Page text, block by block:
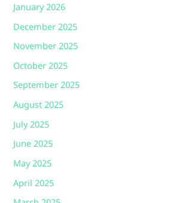
January 2026
December 2025
November 2025
October 2025
September 2025
August 2025
July 2025
June 2025
May 2025
April 2025